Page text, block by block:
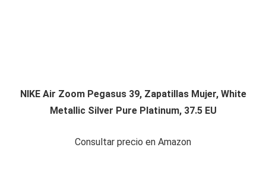
NIKE Air Zoom Pegasus 39, Zapatillas Mujer, White
Metallic Silver Pure Platinum, 37.5 EU
Consultar precio en Amazon